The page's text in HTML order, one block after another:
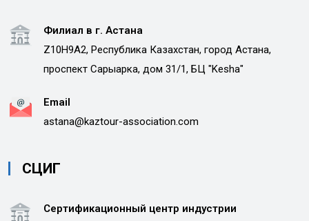
Филиал в г. Астана
Z10H9A2, Республика Казахстан, город Астана,
проспект Сарыарка, дом 31/1, БЦ "Kesha"
Email
astana@kaztour-association.com
СЦИГ
Сертификационный центр индустрии